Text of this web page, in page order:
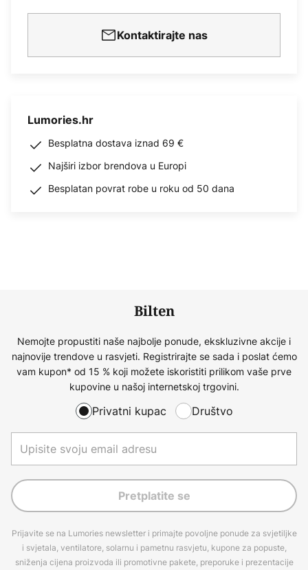
Kontaktirajte nas
Lumories.hr
Besplatna dostava iznad 69 €
Najširi izbor brendova u Europi
Besplatan povrat robe u roku od 50 dana
Bilten
Nemojte propustiti naše najbolje ponude, ekskluzivne akcije i
najnovije trendove u rasvjeti. Registrirajte se sada i poslat ćemo
vam kupon* od 15 % koji možete iskoristiti prilikom vaše prve
kupovine u našoj internetskoj trgovini.
Privatni kupac Društvo
Pretplatite se
Prijavite se na Lumories newsletter i primajte povoljne ponude za svjetiljke
i svjetala, ventilatore, solarnu i pametnu rasvjetu, kupone za popuste,
sniženja cijena proizvoda ili promotivne pakete, preporuke i prezentacije